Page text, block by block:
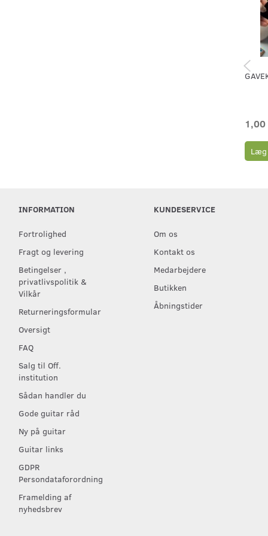
1,00
INFORMATION
Fortrolighed
Fragt og levering
Betingelser ,
privatlivspolitik &
Vilkår
Returneringsformular
Oversigt
FAQ
Salg til Off.
institution
Sådan handler du
Gode guitar råd
Ny på guitar
Guitar links
GDPR
Persondataforordning
Framelding af
nyhedsbrev
KUNDESERVICE
Om os
Kontakt os
Medarbejdere
Butikken
Åbningstider